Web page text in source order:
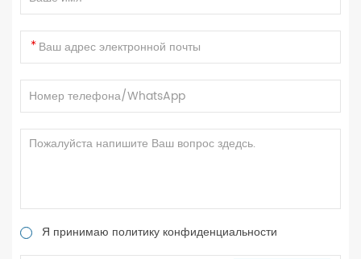
Я принимаю политику конфиденциальности